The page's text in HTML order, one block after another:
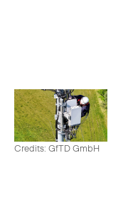
Credits: GfTD GmbH